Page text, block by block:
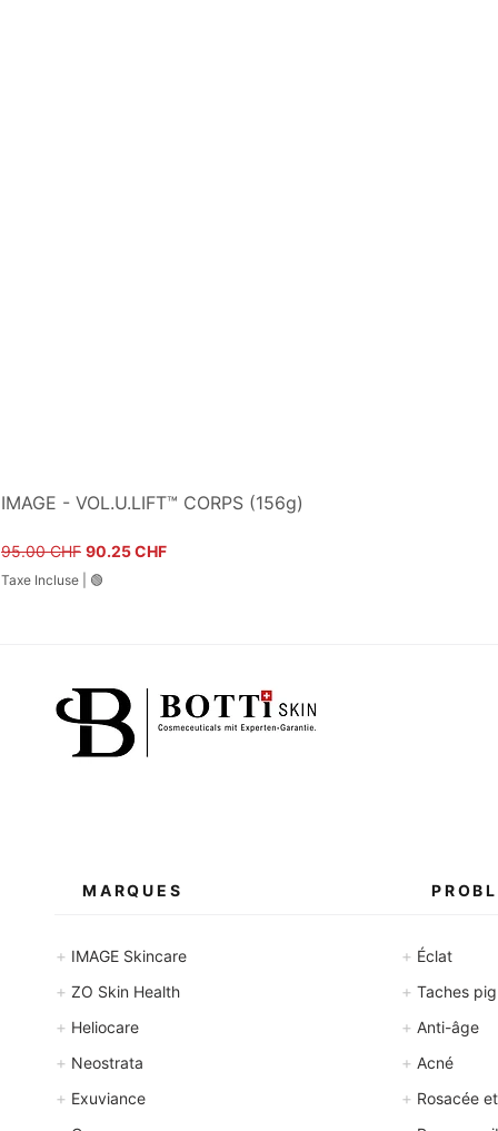
IMAGE - VOL.U.LIFT™ CORPS (156g)
Prix original
95.00 CHF Prix promotionnel
90.25 CHF
Taxe Incluse 🟢
MARQUES
+ IMAGE Skincare
+ ZO Skin Health
+ Heliocare
+ Neostrata
+ Exuviance
+ Éclat
+ Taches
+ Anti-âge
+ Acné
+ Rosacée